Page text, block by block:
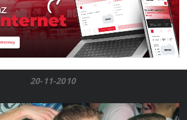
20-11-2010